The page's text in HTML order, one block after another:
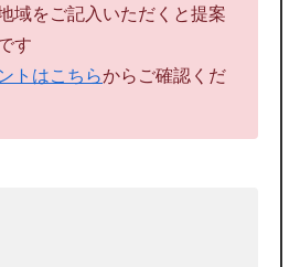
域をご記入いただくと提案
す
トはこちらからご確認くだ